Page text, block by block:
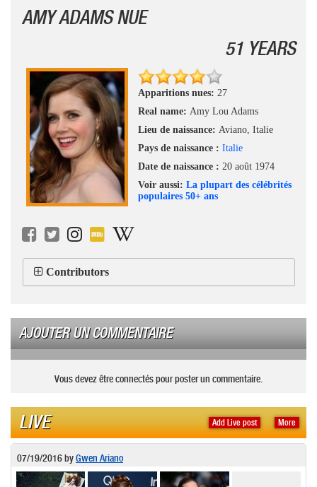
AMY ADAMS NUE
51 YEARS
Apparitions nues: 27
Real name: Amy Lou Adams
Lieu de naissance: Aviano, Italie
Pays de naissance : Italie
Date de naissance : 20 août 1974
Voir aussi: La plupart des célébrités
populaires 50+ ans
Contributors
AJOUTER UN COMMENTAIRE
Vous devez être connectés pour poster un commentaire.
More
Add Live post
LIVE
07/19/2016byGwen Ariano